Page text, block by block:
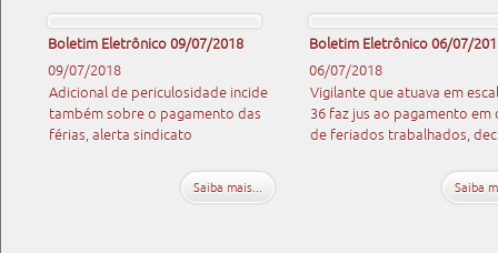
Boletim Eletrônico 09/07/2018
09/07/2018
Adicional de periculosidade incide
também sobre o pagamento das
férias, alerta sindicato
Saiba mais...
Boletim Eletrônico 06/07/
06/07/2018
Vigilante que atuava em
36 faz jus ao pagamento em
de feriados trabalhados,
Saiba